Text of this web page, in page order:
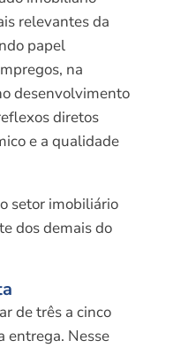
relevantes da
papel
na
desenvolvimento
diretos
e a qualidade
setor imobiliário
dos demais do
de três a cinco
entrega. Nesse